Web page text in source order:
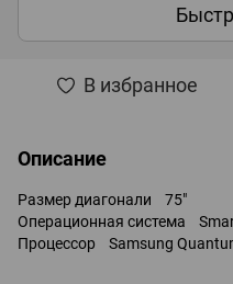
В избранное
Описание
Размер диагонали 75"
Операционная система
Процессор Samsung